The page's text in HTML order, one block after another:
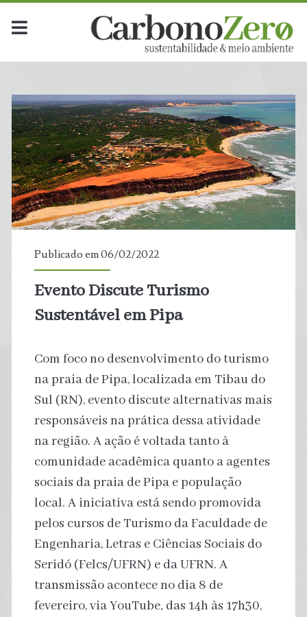
Publicado em 06/02/2022
Evento Discute Turismo
Sustentável em Pipa
Com foco no desenvolvimento do turismo
na praia de Pipa, localizada em Tibau do
Sul (RN), evento discute alternativas mais
responsáveis na prática dessa atividade
na região. A ação é voltada tanto à
comunidade acadêmica quanto a agentes
sociais da praia de Pipa e população
local. A iniciativa está sendo promovida
pelos cursos de Turismo da Faculdade de
Engenharia, Letras e Ciências Sociais do
Seridó (Felcs/UFRN) e da UFRN. A
transmissão acontece no dia 8 de
fevereiro, via YouTube, das 14h às 17h30,